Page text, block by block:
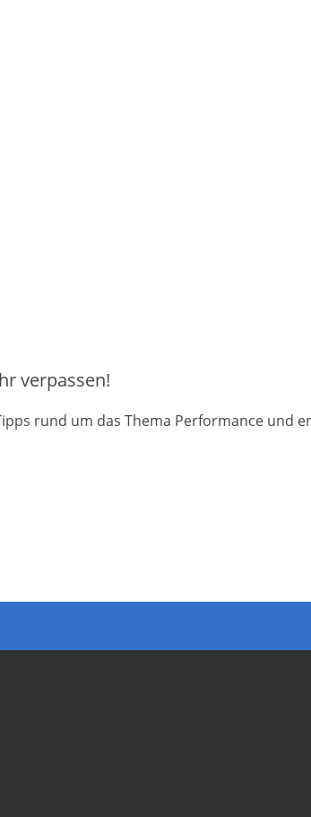
verpassen!
rund um das Thema Performance